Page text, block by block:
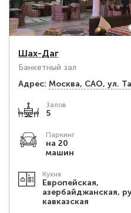
Шах-Даг
Банкетный зал
Адрес: Москва, САО, ул.
Залов
5
Паркинг
на 20
машин
Кухня
Европейская,
азербайджанская,
кавказская